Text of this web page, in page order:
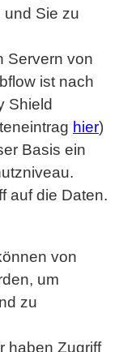
und Sie zu
Servern von
ist nach
Shield
hier)
Basis ein
auf die Daten.
von
um
zu
haben Zugriff